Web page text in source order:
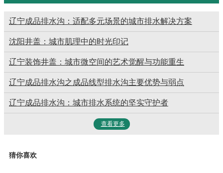
辽宁成品排水沟：适配多元场景的城市排水解决方案
沈阳井盖：城市肌理中的时光印记
辽宁装饰井盖：城市微空间的艺术觉醒与功能重生
辽宁成品排水沟之成品线型排水沟主要优势与弱点
辽宁成品排水沟：城市排水系统的坚实守护者
查看更多
猜你喜欢